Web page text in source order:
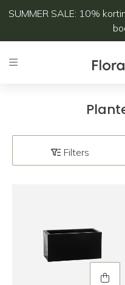
SUMMER SALE: 10%
Filters